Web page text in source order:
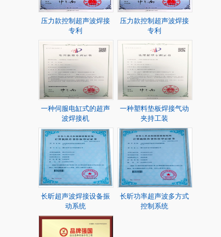
压力款控制超声波焊接
专利
压力款控制超声波焊接
专利
一种伺服电缸式的超声
波焊接机
一种塑料垫板焊接气动
夹持工装
长昕超声波焊接设备振
动系统
长昕功率超声波多方式
控制系统